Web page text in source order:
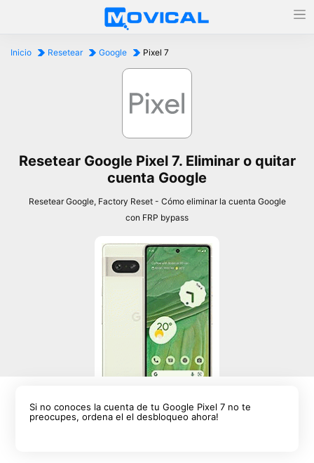
Inicio Resetear Google Pixel 7
Resetear Google Pixel 7. Eliminar o quitar
cuenta Google
Resetear Google, Factory Reset - Cómo eliminar la cuenta Google
con FRP bypass
Si no conoces la cuenta de tu Google Pixel 7 no te
preocupes, ordena el el desbloqueo ahora!